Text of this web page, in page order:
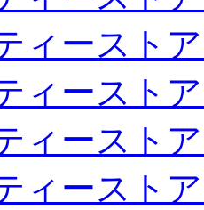
ィースト
ィースト
ィースト
ィースト